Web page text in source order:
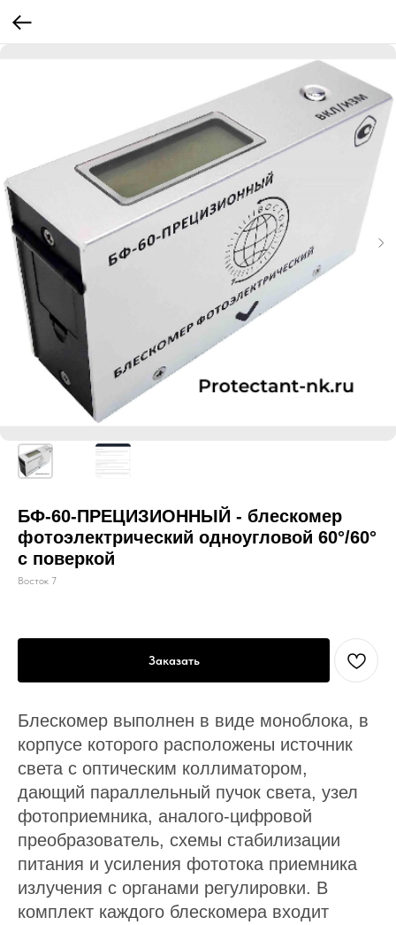
БФ-60-ПРЕЦИЗИОННЫЙ - блескомер
фотоэлектрический одноугловой 60°/60°
с поверкой
Восток 7
Заказать
Блескомер выполнен в виде моноблока, в
корпусе которого расположены источник
света с оптическим коллиматором,
дающий параллельный пучок света, узел
фотоприемника, аналого-цифровой
преобразователь, схемы стабилизации
питания и усиления фототока приемника
излучения с органами регулировки. В
комплект каждого блескомера входит